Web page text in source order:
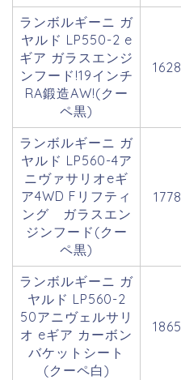
ランボルギーニ ガ
ヤルド LP550-2 e
ギア ガラスエンジ
ンフード!19インチ
RA鍛造AW!(クー
ペ黒)
1628
ランボルギーニ ガ
ヤルド LP560-4ア
ニヴァサリオeギ
ア4WD Fリフティ
ング ガラスエン
ジンフード(クー
ペ黒)
1778
ランボルギーニ ガ
ヤルド LP560-2
50アニヴェルサリ
オ eギア カーボン
バケットシート
(クーペ白)
1865